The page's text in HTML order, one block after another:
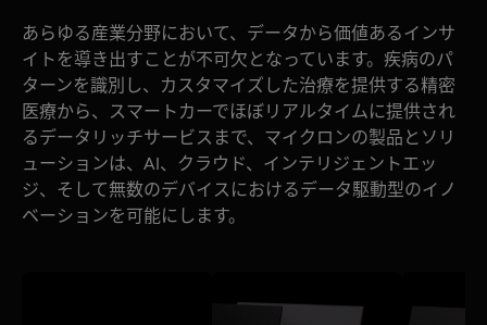
あらゆる産業分野において、データから価値あるインサ
イトを導き出すことが不可欠となっています。疾病のパ
ターンを識別し、カスタマイズした治療を提供する精密
医療から、スマートカーでほぼリアルタイムに提供され
るデータリッチサービスまで、マイクロンの製品とソリ
ューションは、AI、クラウド、インテリジェントエッ
ジ、そして無数のデバイスにおけるデータ駆動型のイノ
ベーションを可能にします。